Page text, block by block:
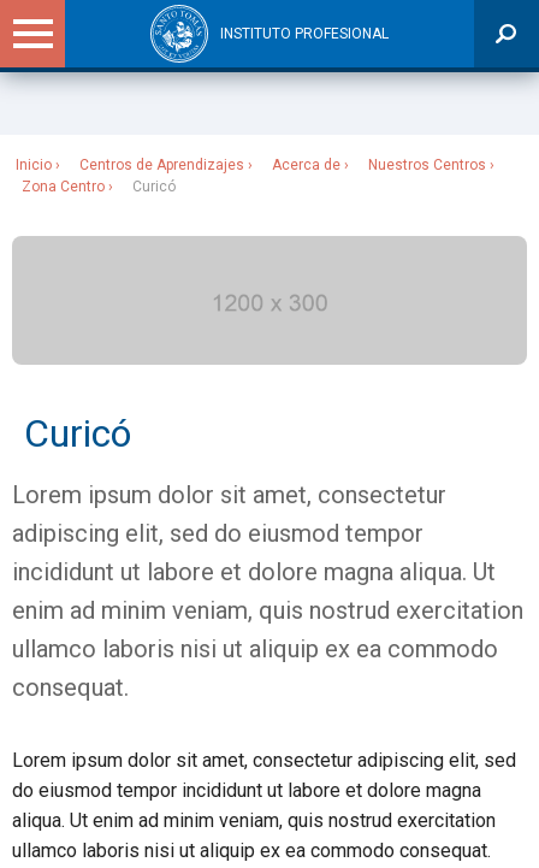
INSTITUTO PROFESIONAL
Inicio Centros de Aprendizajes Acerca de
Nuestros Centros
Zona Centro
Curicó
Curicó
Lorem ipsum dolor sit amet, consectetur
adipiscing elit, sed do eiusmod tempor
incididunt ut labore et dolore magna aliqua. Ut
enim ad minim veniam, quis nostrud exercitation
ullamco laboris nisi ut aliquip ex ea commodo
consequat.
Lorem ipsum dolor sit amet, consectetur adipiscing elit, sed
do eiusmod tempor incididunt ut labore et dolore magna
aliqua. Ut enim ad minim veniam, quis nostrud exercitation
ullamco laboris nisi ut aliquip ex ea commodo consequat.